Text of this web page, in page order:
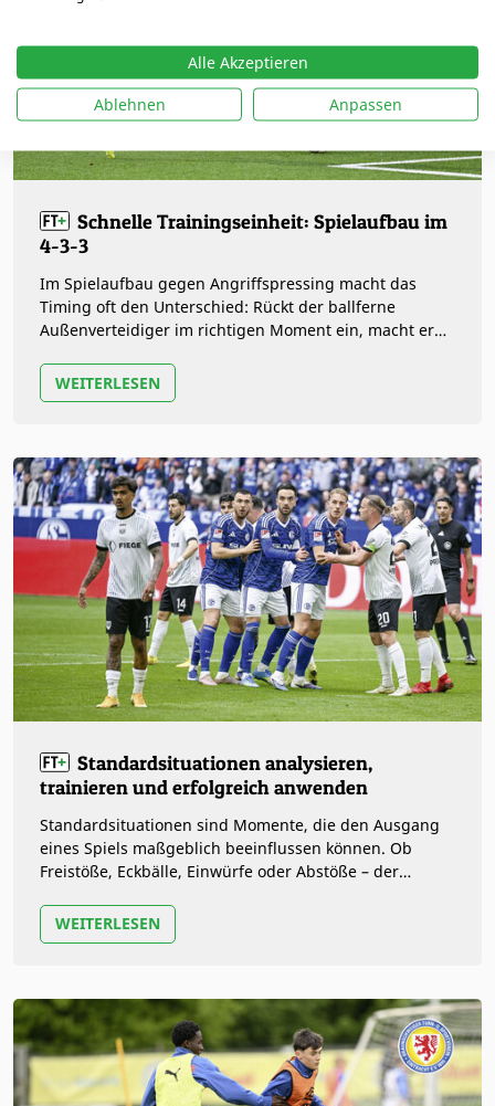
Schnelle Trainingseinheit: Spielaufbau im
4-3-3
Im Spielaufbau gegen Angriffspressing macht das
Timing oft den Unterschied: Rückt der ballferne
Außenverteidiger im richtigen Moment ein, macht er
WEITERLESEN
Standardsituationen analysieren,
trainieren und erfolgreich anwenden
Standardsituationen sind Momente, die den Ausgang
eines Spiels maßgeblich beeinflussen können. Ob
Freistöße, Eckbälle, Einwürfe oder Abstöße – der
WEITERLESEN
Alle Akzeptieren
Ablehnen
Anpassen